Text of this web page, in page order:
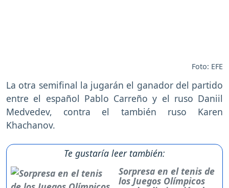
Foto: EFE
La otra semifinal la jugarán el ganador del partido
entre el español Pablo Carreño y el ruso Daniil
Medvedev, contra el también ruso Karen
Khachanov.
Te gustaría leer también:
Sorpresa en el tenis de
los Juegos Olímpicos